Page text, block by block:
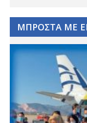
ΜΠΡΟΣΤΑ ΜΕ